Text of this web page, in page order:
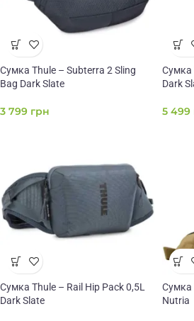
Сумка Thule – Subterra 2 Sling
Bag Dark Slate
3 799 грн
Сумка
Dark
5 499
Сумка Thule – Rail Hip Pack 0,5L
Dark Slate
Сумка
Nutria